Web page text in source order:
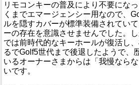
リモコンキーの普及により不要にな
くまでエマージェンシー用なので、
ルを隠すカバーが標準装備されてい
ーの存在を意識させませんでした。
では前時代的なキーホールが復活し
るでGolf5世代まで後退したようで、
いるオーナーさまからは「我慢なら
いです。